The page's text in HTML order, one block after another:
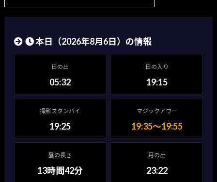
本日（2026年8月6日）の情報
日の出
05:32
日の入り
19:15
撮影スタンバイ
19:25
マジックアワー
19:35〜19:55
昼の長さ
13時間42分
月の出
23:22